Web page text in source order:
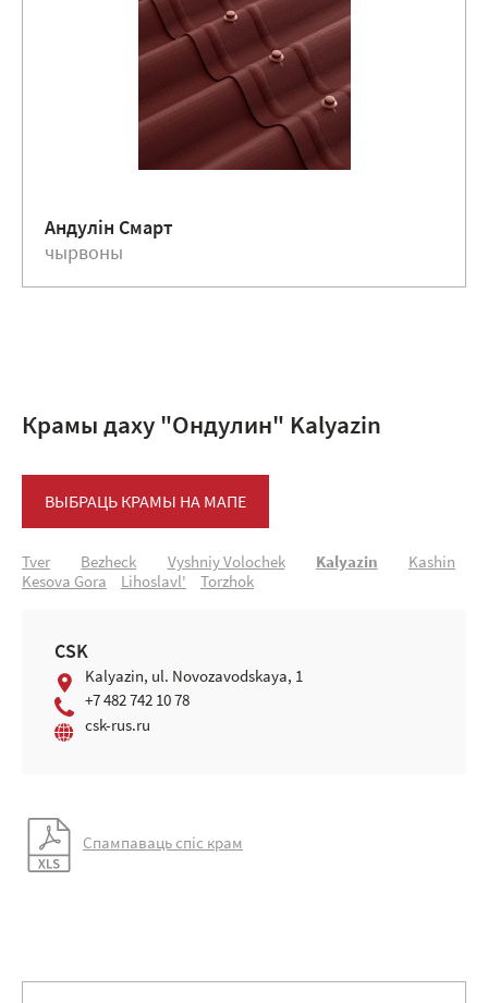
Андулiн Смарт
чырвоны
Крамы даху "Ондулин" Kalyazin
ВЫБРАЦЬ КРАМЫ НА МАПЕ
Tver Bezheck Vyshniy Volochek Kalyazin
Kashin
Kesova Gora
Lihoslavl' Torzhok
CSK
Kalyazin, ul. Novozavodskaya, 1
+7 482 742 10 78
csk-rus.ru
Спампаваць спіс крам